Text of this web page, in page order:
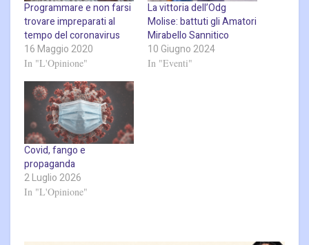
Programmare e non farsi
trovare impreparati al
tempo del coronavirus
16 Maggio 2020
In "L'Opinione"
La vittoria dell’Odg
Molise: battuti gli Amatori
Mirabello Sannitico
10 Giugno 2024
In "Eventi"
Covid, fango e
propaganda
2 Luglio 2026
In "L'Opinione"